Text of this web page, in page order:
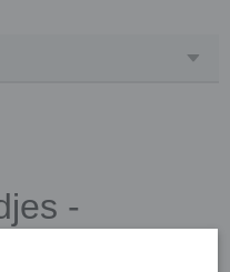
-
gram